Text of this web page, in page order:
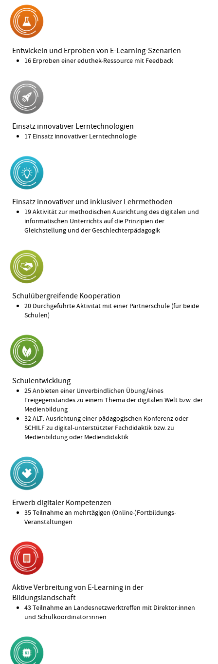
Entwickeln und Erproben von E-Learning-Szenarien
16 Erproben einer eduthek-Ressource mit Feedback
Einsatz innovativer Lerntechnologien
17 Einsatz innovativer Lerntechnologie
Einsatz innovativer und inklusiver Lehrmethoden
19 Aktivität zur methodischen Ausrichtung des digitalen und
informatischen Unterrichts auf die Prinzipien der
Gleichstellung und der Geschlechterpädagogik
Schulübergreifende Kooperation
20 Durchgeführte Aktivität mit einer Partnerschule (für beide
Schulen)
Schulentwicklung
25 Anbieten einer Unverbindlichen Übung/eines
Freigegenstandes zu einem Thema der digitalen Welt bzw. der
Medienbildung
32 ALT: Ausrichtung einer pädagogischen Konferenz oder
SCHILF zu digital-unterstützter Fachdidaktik bzw. zu
Medienbildung oder Mediendidaktik
Erwerb digitaler Kompetenzen
35 Teilnahme an mehrtägigen (Online-)Fortbildungs-
Veranstaltungen
Aktive Verbreitung von E-Learning in der
Bildungslandschaft
43 Teilnahme an Landesnetzwerktreffen mit Direktor:innen
und Schulkoordinator:innen